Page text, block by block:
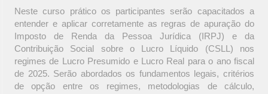
Neste curso prático os participantes serão capacitados a
entender e aplicar corretamente as regras de apuração do
Imposto de Renda da Pessoa Jurídica (IRPJ) e da
Contribuição Social sobre o Lucro Líquido (CSLL) nos
regimes de Lucro Presumido e Lucro Real para o ano fiscal
de 2025. Serão abordados os fundamentos legais, critérios
de opção entre os regimes, metodologias de cálculo,